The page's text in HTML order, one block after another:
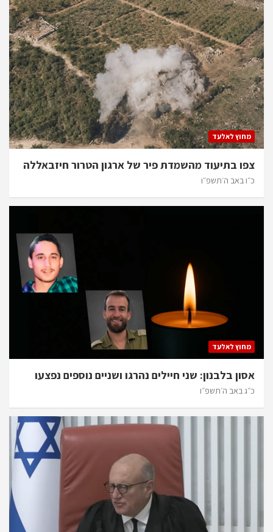
מחוץ לאלעד
צפו בתיעוד מהשמדת פיר של ארגון הטרור חיזבאללה
כ״ו באב ה׳תשפ״ו
מחוץ לאלעד
אסון בלבנון: שני חיילים נהרגו ושניים נוספים נפצעו
כ״ג באב ה׳תשפ״ו